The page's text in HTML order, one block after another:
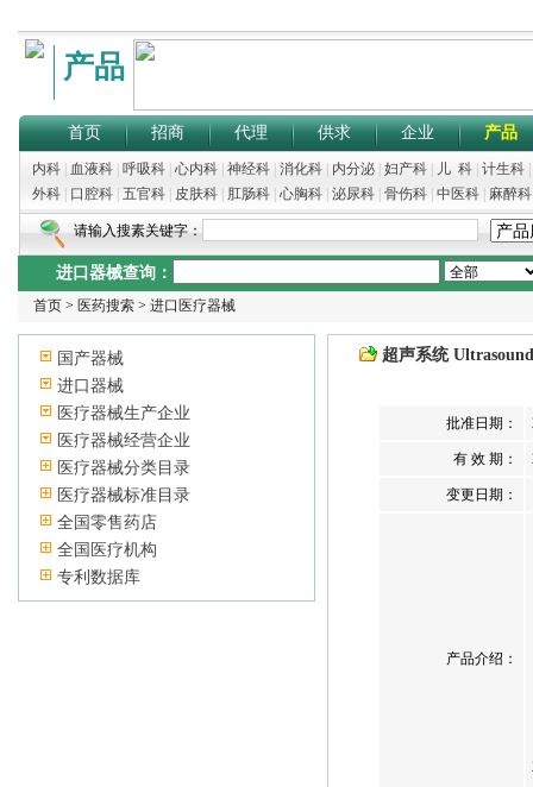
产品
首页 招商 代理 供求 企业 产品
内科| 血液科| 呼吸科| 心内科| 神经科| 消化科| 内分泌| 妇产科 儿 科| 计生科|
外科| 口腔科| 五官科| 皮肤科| 肛肠科| 心胸科| 泌尿科| 骨伤科| 中医科| 麻醉科
请输入搜素关键字：
进口器械查询：
首页 > 医药搜索 > 进口医疗器械
国产器械
进口器械
医疗器械生产企业
医疗器械经营企业
医疗器械分类目录
医疗器械标准目录
全国零售药店
全国医疗机构
专利数据库
超声系统 Ultrasound
批准日期：
有 效 期：
变更日期：
产品介绍：